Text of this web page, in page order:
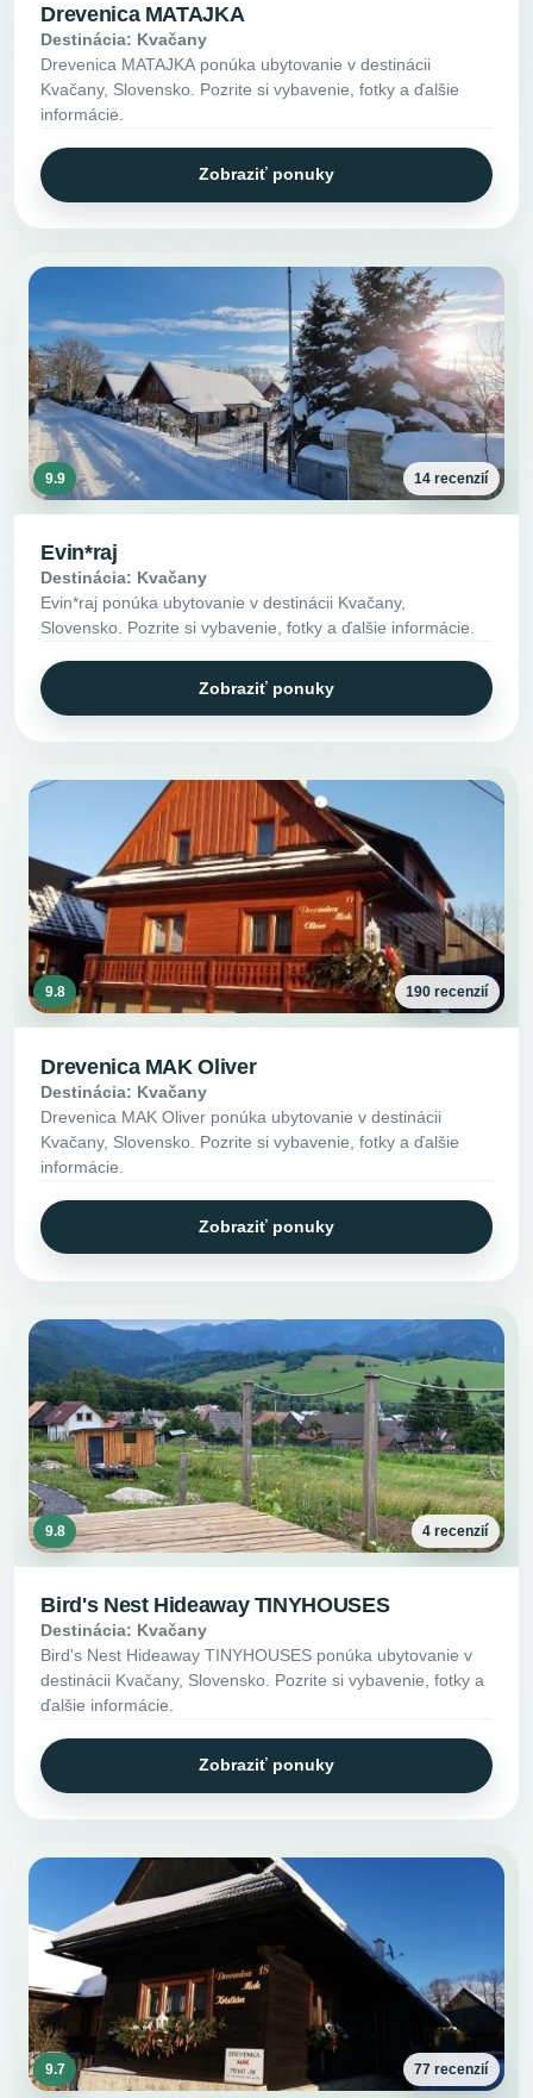
Drevenica MATAJKA
Destinácia: Kvačany
Drevenica MATAJKA ponúka ubytovanie v destinácii
Kvačany, Slovensko. Pozrite si vybavenie, fotky a ďalšie
informácie.
Zobraziť ponuky
9.9 14 recenzií
Evin*raj
Destinácia: Kvačany
Evin*raj ponúka ubytovanie v destinácii Kvačany,
Slovensko. Pozrite si vybavenie, fotky a ďalšie informácie.
Zobraziť ponuky
9.8 190 recenzií
Drevenica MAK Oliver
Destinácia: Kvačany
Drevenica MAK Oliver ponúka ubytovanie v destinácii
Kvačany, Slovensko. Pozrite si vybavenie, fotky a ďalšie
informácie.
Zobraziť ponuky
9.8 4 recenzií
Bird's Nest Hideaway TINYHOUSES
Destinácia: Kvačany
Bird's Nest Hideaway TINYHOUSES ponúka ubytovanie v
destinácii Kvačany, Slovensko. Pozrite si vybavenie, fotky a
ďalšie informácie.
Zobraziť ponuky
9.7 77 recenzií